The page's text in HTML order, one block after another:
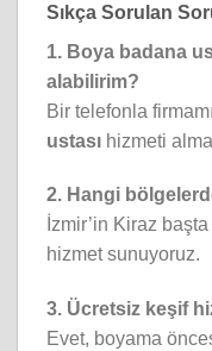
Sıkça Sorulan
1. Boya badana
alabilirim?
Bir telefonla
ustası hizmeti
2. Hangi
İzmir’in Kiraz
hizmet sunuyoruz.
3. Ücretsiz keşif
Evet, boyama